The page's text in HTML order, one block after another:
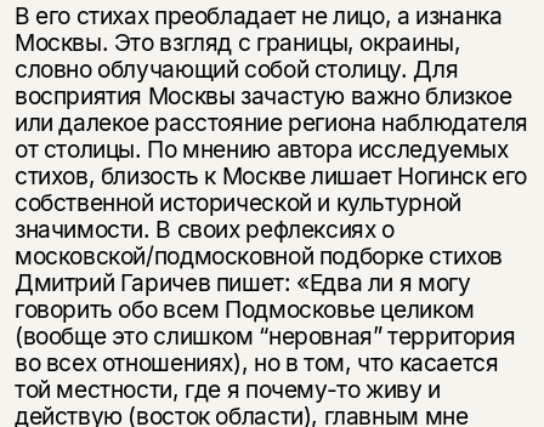
В его стихах преобладает не лицо, а изнанка
Москвы. Это взгляд с границы, окраины,
словно облучающий собой столицу. Для
восприятия Москвы зачастую важно близкое
или далекое расстояние региона наблюдателя
от столицы. По мнению автора исследуемых
стихов, близость к Москве лишает Ногинск его
собственной исторической и культурной
значимости. В своих рефлексиях о
московской/подмосковной подборке стихов
Дмитрий Гаричев пишет: «Едва ли я могу
говорить обо всем Подмосковье целиком
(вообще это слишком “неровная” территория
во всех отношениях), но в том, что касается
той местности, где я почему-то живу и
действую (восток области), главным мне